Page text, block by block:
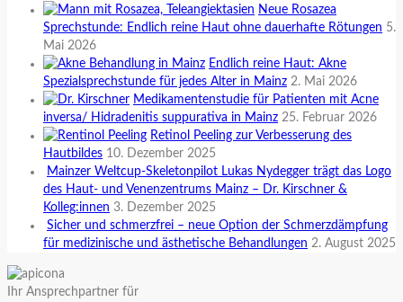
Neue Rosazea
Sprechstunde: Endlich reine Haut ohne dauerhafte Rötungen 5.
Mai 2026
Endlich reine Haut: Akne
Spezialsprechstunde für jedes Alter in Mainz 2. Mai 2026
Medikamentenstudie für Patienten mit Acne
inversa/ Hidradenitis suppurativa in Mainz 25. Februar 2026
Retinol Peeling zur Verbesserung des
Hautbildes 10. Dezember 2025
Mainzer Weltcup-Skeletonpilot Lukas Nydegger trägt das Logo
des Haut- und Venenzentrums Mainz – Dr. Kirschner &
Kolleg:innen 3. Dezember 2025
Sicher und schmerzfrei – neue Option der Schmerzdämpfung
für medizinische und ästhetische Behandlungen 2. August 2025
Ihr Ansprechpartner für